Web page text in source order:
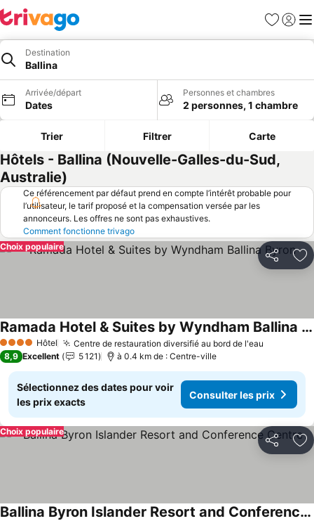
Favoris
Se
Destination
Ballina
Arrivée/départ
Dates
Personnes et chambres
2 personnes, 1 chambre
Trier Filtrer Carte
Hôtels - Ballina (Nouvelle-Galles-du-Sud,
Australie)
Ce référencement par défaut prend en compte l’intérêt probable pour
l’utilisateur, le tarif proposé et la compensation versée par les
annonceurs. Les offres ne sont pas exhaustives.
Comment fonctionne trivago
Partager
Choix populaire
4 Étoiles Hôtel Centre de restauration diversifié au bord de l'eau
Ramada Hotel & Suites by Wyndham Ballina Byron
8,9 Excellent 5 121 à 0.4 km de : Centre-ville
Sélectionnez des dates pour voir
les prix exacts
Consulter les prix
Partager
Choix populaire
Ballina Byron Islander Resort and Conference Centre